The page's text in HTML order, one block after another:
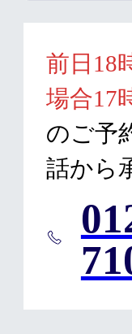
前日18
場合17
のご予
話から